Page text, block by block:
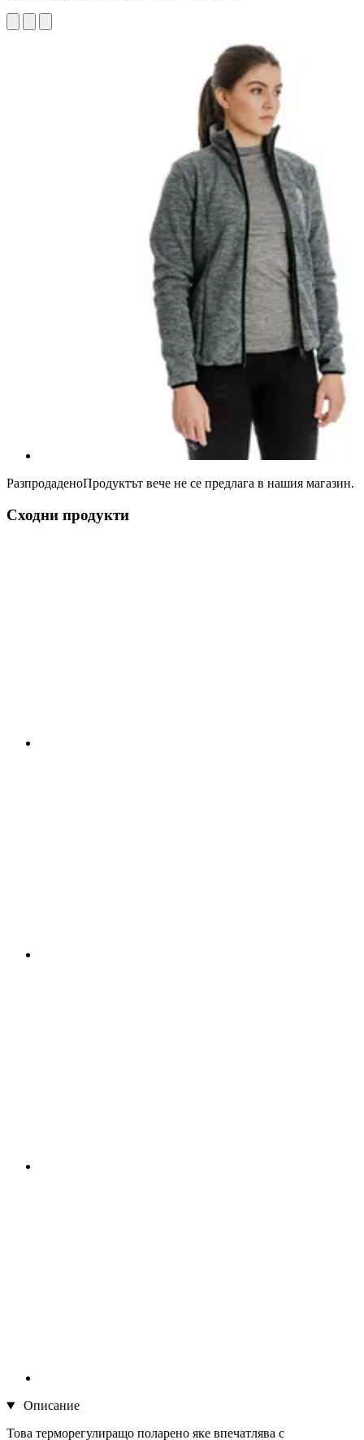
РазпродаденоПродуктът вече не се предлага в нашия магазин.
Сходни продукти
Описание
Това терморегулиращо поларено яке впечатлява с